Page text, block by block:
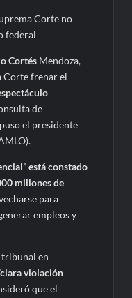
Corte no
federal
Cortés Mendoza,
Corte frenar el
de
el presidente
está constado
millones de
para
empleos y
en
violación
que el